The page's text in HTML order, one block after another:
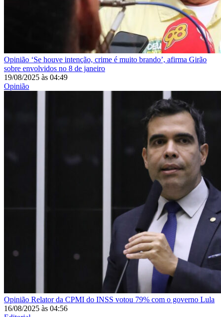
Opinião ‘Se houve intenção, crime é muito brando’, afirma Girão
sobre envolvidos no 8 de janeiro
19/08/2025 às 04:49
Opinião
Opinião Relator da CPMI do INSS votou 79% com o governo Lula
16/08/2025 às 04:56